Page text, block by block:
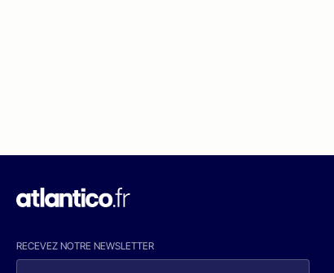
RECEVEZ NOTRE NEWSLETTER